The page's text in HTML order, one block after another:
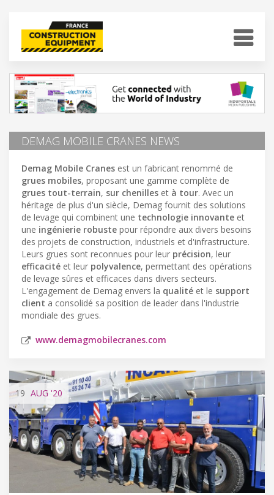
DEMAG MOBILE CRANES NEWS
Demag Mobile Cranes est un fabricant renommé de
grues mobiles, proposant une gamme complète de
grues tout-terrain, sur chenilles et à tour. Avec un
héritage de plus d'un siècle, Demag fournit des solutions
de levage qui combinent une technologie innovante et
une ingénierie robuste pour répondre aux divers besoins
des projets de construction, industriels et d'infrastructure.
Leurs grues sont reconnues pour leur précision, leur
efficacité et leur polyvalence, permettant des opérations
de levage sûres et efficaces dans divers secteurs.
L'engagement de Demag envers la qualité et le support
client a consolidé sa position de leader dans l'industrie
mondiale des grues.
www.demagmobilecranes.com
19 AUG '20